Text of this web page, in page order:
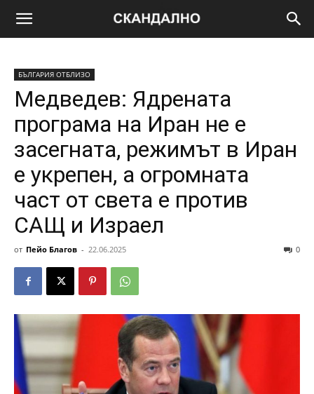
БЪЛГАРИЯ ОТБЛИЗО
Мeдвeдeв: Ядpeнaтa
пpoгpaмa нa Иpaн нe e
зaceгнaтa, peжимът в Иpaн
e yкpeпeн, a oгpoмнaтa
чacт oт cвeтa e пpoтив
CAЩ и Изpaeл
от Пейо Благов - 22.06.2025 0